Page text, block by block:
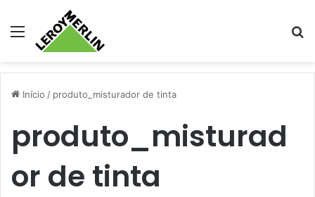
Menu
Início / produto_misturador de tinta
produto_misturad
or de tinta